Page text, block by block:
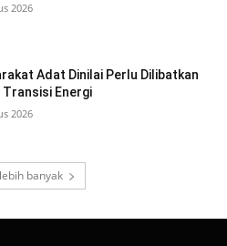
2026
Adat Dinilai Perlu Dilibatkan
Transisi Energi
2026
banyak